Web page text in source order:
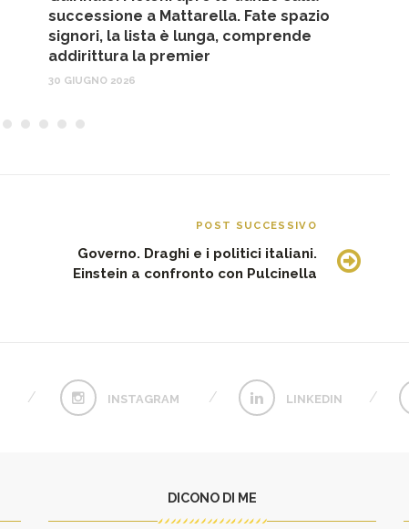
successione a Mattarella. Fate spazio
signori, la lista è lunga, comprende
addirittura la premier
30 GIUGNO 2026
POST SUCCESSIVO
Governo. Draghi e i politici italiani.
Einstein a confronto con Pulcinella
INSTAGRAM LINKEDIN
DICONO DI ME